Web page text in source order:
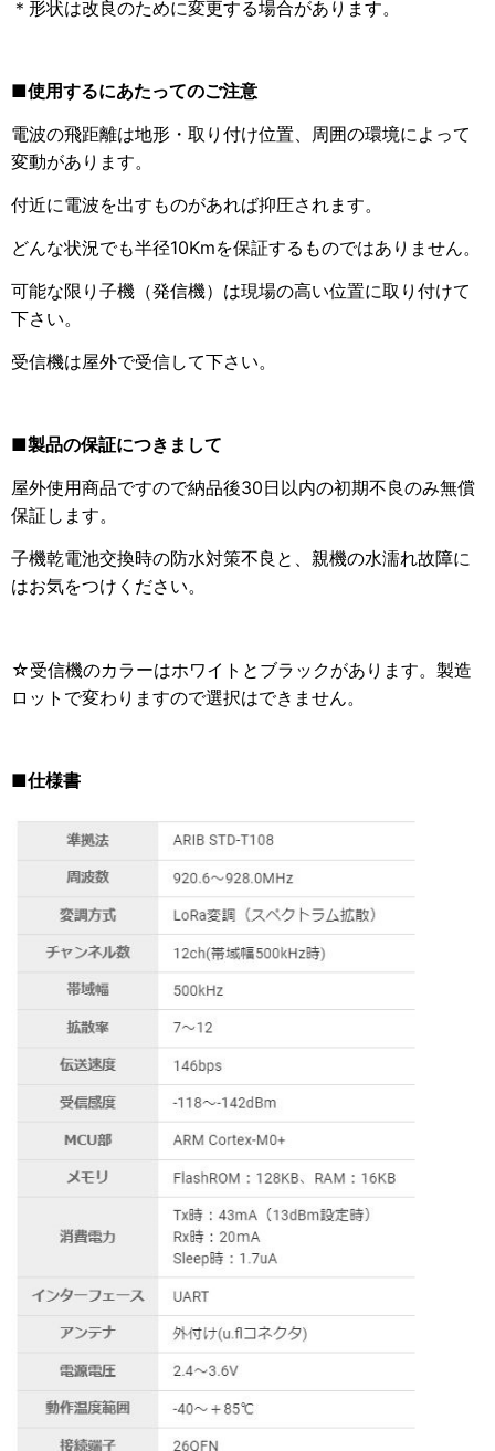
＊形状は改良のために変更する場合があります。
■使用するにあたってのご注意
電波の飛距離は地形・取り付け位置、周囲の環境によって
変動があります。
付近に電波を出すものがあれば抑圧されます。
どんな状況でも半径10Kmを保証するものではありません。
可能な限り子機（発信機）は現場の高い位置に取り付けて
下さい。
受信機は屋外で受信して下さい。
■製品の保証につきまして
屋外使用商品ですので納品後30日以内の初期不良のみ無償
保証します。
子機乾電池交換時の防水対策不良と、親機の水濡れ故障に
はお気をつけください。
☆受信機のカラーはホワイトとブラックがあります。製造
ロットで変わりますので選択はできません。
■仕様書